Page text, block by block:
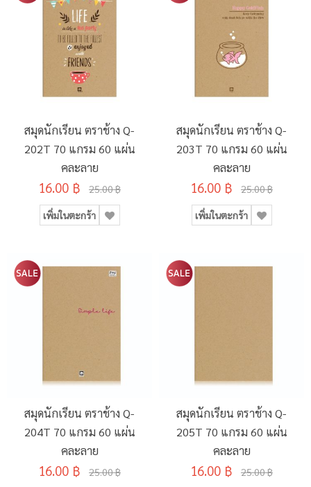
สมุดนักเรียน ตราช้าง Q-
202T 70 แกรม 60 แผ่น
คละลาย
16.00 ฿ 25.00 ฿
เพิ่มในตะกร้า
สมุดนักเรียน ตราช้าง Q-
203T 70 แกรม 60 แผ่น
คละลาย
16.00 ฿ 25.00 ฿
เพิ่มในตะกร้า
สมุดนักเรียน ตราช้าง Q-
204T 70 แกรม 60 แผ่น
คละลาย
16.00 ฿ 25.00 ฿
สมุดนักเรียน ตราช้าง Q-
205T 70 แกรม 60 แผ่น
คละลาย
16.00 ฿ 25.00 ฿